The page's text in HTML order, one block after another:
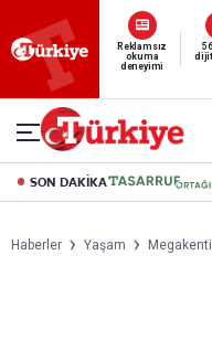
Reklamsız
okuma
deneyimi
SON DAKİKA
Haberler Yaşam